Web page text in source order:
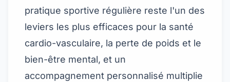
pratique sportive régulière reste l'un des
leviers les plus efficaces pour la santé
cardio-vasculaire, la perte de poids et le
bien-être mental, et un
accompagnement personnalisé multiplie